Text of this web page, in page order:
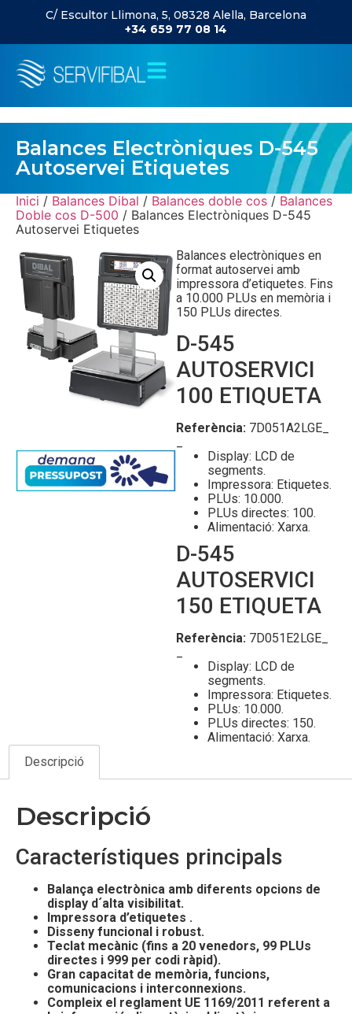
C/ Escultor Llimona, 5, 08328 Alella, Barcelona
+34 659 77 08 14
Balances Electròniques D-545
Autoservei Etiquetes
Inici / Balances Dibal / Balances doble cos / Balances
Doble cos D-500 / Balances Electròniques D-545
Autoservei Etiquetes
Balances electròniques en
format autoservei amb
impressora d’etiquetes. Fins
a 10.000 PLUs en memòria i
150 PLUs directes.
D-545
AUTOSERVICI
100 ETIQUETA
Referència: 7D051A2LGE_
Display: LCD de
segments.
Impressora: Etiquetes.
PLUs: 10.000.
PLUs directes: 100.
Alimentació: Xarxa.
D-545
AUTOSERVICI
150 ETIQUETA
Referència: 7D051E2LGE_
Display: LCD de
segments.
Impressora: Etiquetes.
PLUs: 10.000.
PLUs directes: 150.
Alimentació: Xarxa.
Descripció
Descripció
Característiques principals
Balança electrònica amb diferents opcions de
display d´alta visibilitat.
Impressora d’etiquetes .
Disseny funcional i robust.
Teclat mecànic (fins a 20 venedors, 99 PLUs
directes i 999 per codi ràpid).
Gran capacitat de memòria, funcions,
comunicacions i interconnexions.
Compleix el reglament UE 1169/2011 referent a